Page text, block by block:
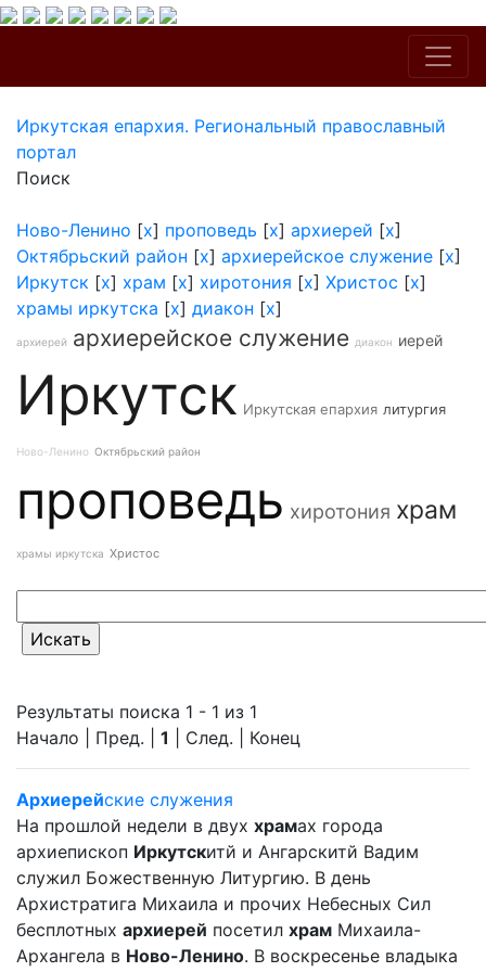
Иркутская епархия. Региональный православный
портал
Поиск
Ново-Ленино [x] проповедь [x] архиерей [x]
Октябрьский район [x] архиерейское служение [x]
Иркутск [x] храм [x] хиротония [x] Христос [x]
храмы иркутска [x] диакон [x]
архиерей архиерейское служение диакон иерей
Иркутск Иркутская епархия литургия
Ново-Ленино Октябрьский район
проповедь хиротония храм
храмы иркутска Христос
Результаты поиска 1 - 1 из 1
Начало | Пред. | 1 | След. | Конец
Архиерейские служения
На прошлой недели в двух храмах города
архиепископ Иркутскитй и Ангарскитй Вадим
служил Божественную Литургию. В день
Архистратига Михаила и прочих Небесных Сил
бесплотных архиерей посетил храм Михаила-
Архангела в Ново-Ленино. В воскресенье владыка